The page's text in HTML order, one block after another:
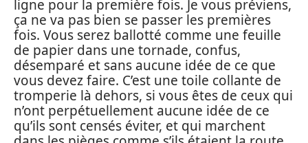
ligne pour la première fois. Je vous préviens,
ça ne va pas bien se passer les premières
fois. Vous serez ballotté comme une feuille
de papier dans une tornade, confus,
désemparé et sans aucune idée de ce que
vous devez faire. C’est une toile collante de
tromperie là dehors, si vous êtes de ceux qui
n’ont perpétuellement aucune idée de ce
qu’ils sont censés éviter, et qui marchent